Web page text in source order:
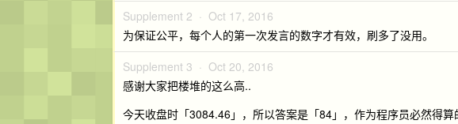
Supplement 2 · Oct 17, 2016
为保证公平，每个人的第一次发言的数字才有效，刷多了没用。
Supplement 3 · Oct 20, 2016
感谢大家把楼堆的这么高..
今天收盘时「3084.46」，所以答案是「84」，作为程序员必然得